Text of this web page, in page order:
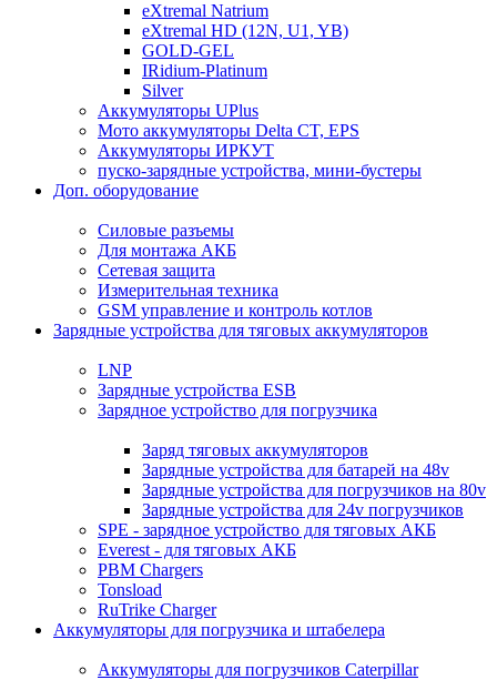
eXtremal Natrium
eXtremal HD (12N, U1, YB)
GOLD-GEL
IRidium-Platinum
Silver
Аккумуляторы UPlus
Мото аккумуляторы Delta CT, EPS
Аккумуляторы ИРКУТ
пуско-зарядные устройства, мини-бустеры
Доп. оборудование
Силовые разъемы
Для монтажа АКБ
Сетевая защита
Измерительная техника
GSM управление и контроль котлов
Зарядные устройства для тяговых аккумуляторов
LNP
Зарядные устройства ESB
Зарядное устройство для погрузчика
Заряд тяговых аккумуляторов
Зарядные устройства для батарей на 48v
Зарядные устройства для погрузчиков на 80v
Зарядные устройства для 24v погрузчиков
SPE - зарядное устройство для тяговых АКБ
Everest - для тяговых АКБ
PBM Chargers
Tonsload
RuTrike Charger
Аккумуляторы для погрузчика и штабелера
Аккумуляторы для погрузчиков Caterpillar